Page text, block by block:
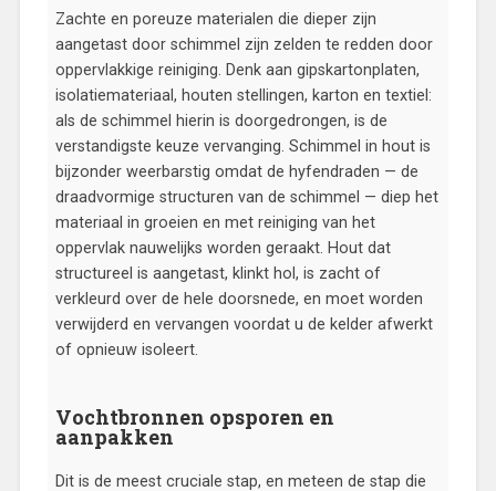
Zachte en poreuze materialen die dieper zijn
aangetast door schimmel zijn zelden te redden door
oppervlakkige reiniging. Denk aan gipskartonplaten,
isolatiemateriaal, houten stellingen, karton en textiel:
als de schimmel hierin is doorgedrongen, is de
verstandigste keuze vervanging. Schimmel in hout is
bijzonder weerbarstig omdat de hyfendraden — de
draadvormige structuren van de schimmel — diep het
materiaal in groeien en met reiniging van het
oppervlak nauwelijks worden geraakt. Hout dat
structureel is aangetast, klinkt hol, is zacht of
verkleurd over de hele doorsnede, en moet worden
verwijderd en vervangen voordat u de kelder afwerkt
of opnieuw isoleert.
Vochtbronnen opsporen en
aanpakken
Dit is de meest cruciale stap, en meteen de stap die